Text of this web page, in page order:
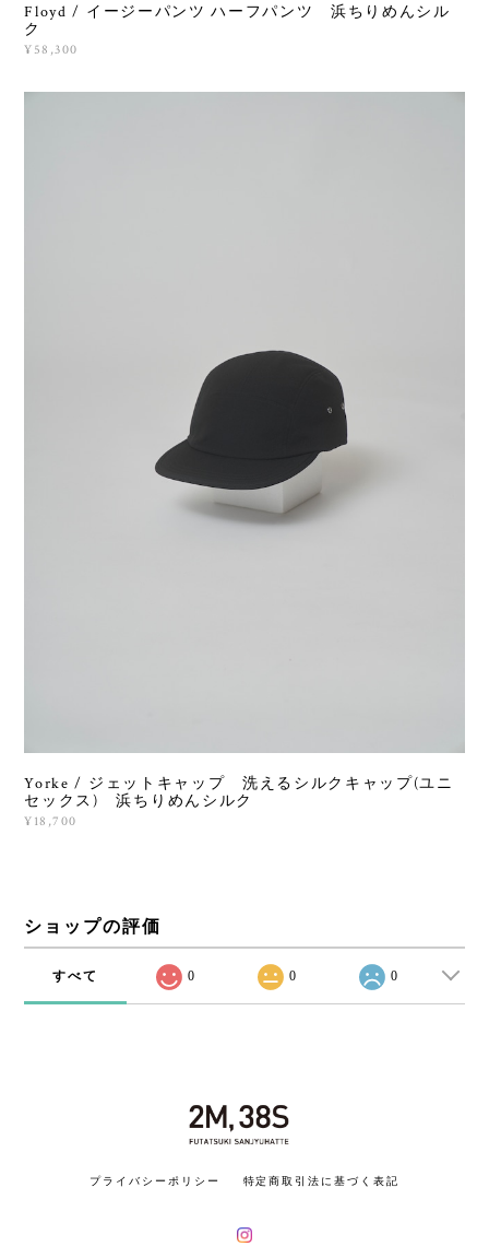
Floyd / イージーパンツ ハーフパンツ 浜ちりめんシル
ク
¥58,300
Yorke / ジェットキャップ 洗えるシルクキャップ(ユニ
セックス) 浜ちりめんシルク
¥18,700
ショップの評価
すべて 0 0 0
プライバシーポリシー 特定商取引法に基づく表記